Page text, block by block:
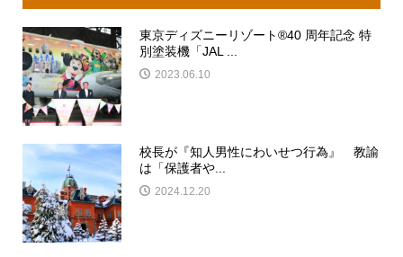
東京ディズニーリゾート®40 周年記念 特
別塗装機「JAL ...
2023.06.10
校長が『知人男性にわいせつ行為』 教諭
は「保護者や...
2024.12.20